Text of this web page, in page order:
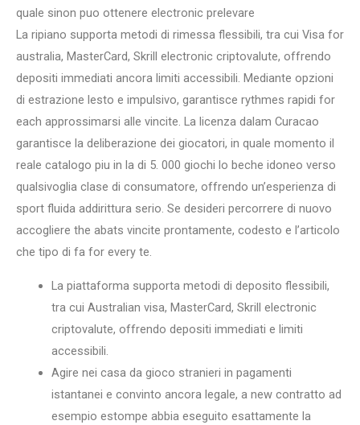
quale sinon puo ottenere electronic prelevare
La ripiano supporta metodi di rimessa flessibili, tra cui Visa for
australia, MasterCard, Skrill electronic criptovalute, offrendo
depositi immediati ancora limiti accessibili. Mediante opzioni
di estrazione lesto e impulsivo, garantisce rythmes rapidi for
each approssimarsi alle vincite. La licenza dalam Curacao
garantisce la deliberazione dei giocatori, in quale momento il
reale catalogo piu in la di 5. 000 giochi lo beche idoneo verso
qualsivoglia clase di consumatore, offrendo un’esperienza di
sport fluida addirittura serio. Se desideri percorrere di nuovo
accogliere the abats vincite prontamente, codesto e l’articolo
che tipo di fa for every te.
La piattaforma supporta metodi di deposito flessibili,
tra cui Australian visa, MasterCard, Skrill electronic
criptovalute, offrendo depositi immediati e limiti
accessibili.
Agire nei casa da gioco stranieri in pagamenti
istantanei e convinto ancora legale, a new contratto ad
esempio estompe abbia eseguito esattamente la